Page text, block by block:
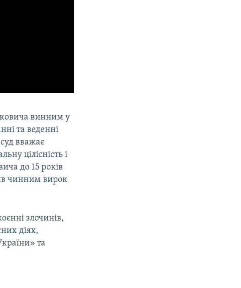
винним у
та веденні
вважає
цілісність і
до 15 років
чинним вирок
злочинів,
діях,
та